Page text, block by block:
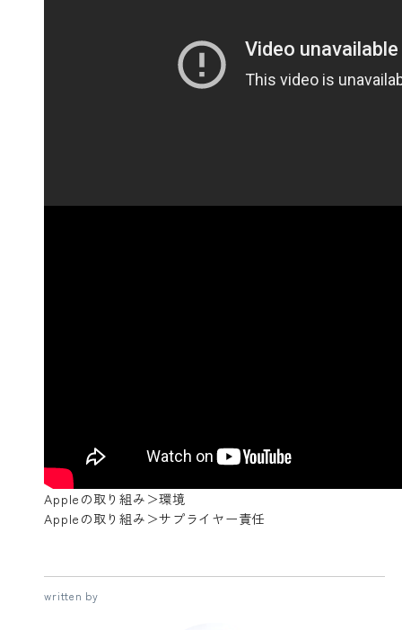
Appleの取り組み＞環境
Appleの取り組み＞サプライヤー責任
written by